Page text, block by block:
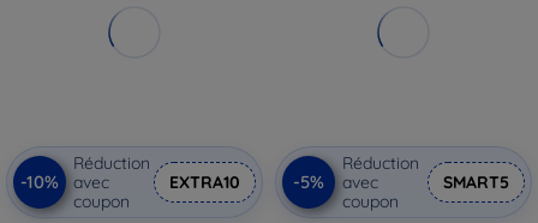
-10%
Réduction
avec
coupon
EXTRA10 -5%
Réduction
avec
coupon
SMART5